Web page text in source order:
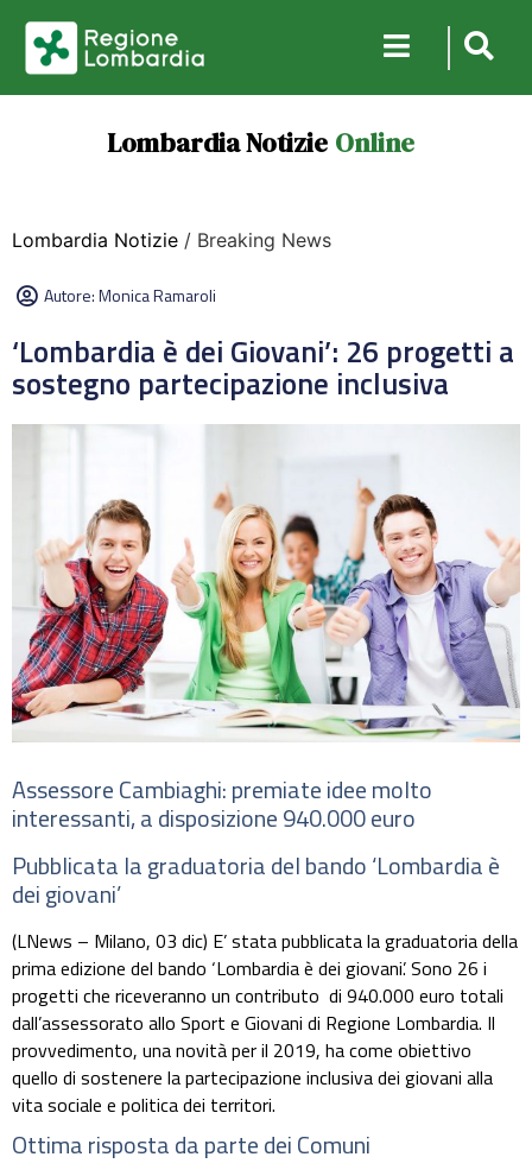
Lombardia Notizie Online
Lombardia Notizie / Breaking News
Autore:Monica Ramaroli
‘Lombardia è dei Giovani’: 26 progetti a
sostegno partecipazione inclusiva
Assessore Cambiaghi: premiate idee molto
interessanti, a disposizione 940.000 euro
Pubblicata la graduatoria del bando ‘Lombardia è
dei giovani’
(LNews – Milano, 03 dic) E’ stata pubblicata la graduatoria della
prima edizione del bando ‘Lombardia è dei giovani’. Sono 26 i
progetti che riceveranno un contributo di 940.000 euro totali
dall’assessorato allo Sport e Giovani di Regione Lombardia. Il
provvedimento, una novità per il 2019, ha come obiettivo
quello di sostenere la partecipazione inclusiva dei giovani alla
vita sociale e politica dei territori.
Ottima risposta da parte dei Comuni